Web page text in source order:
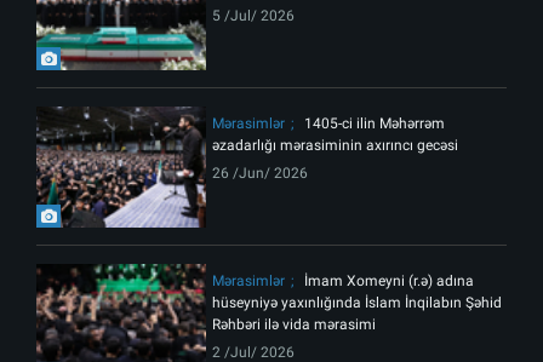
5 /Jul/ 2026
Mərasimlər
1405-ci ilin Məhərrəm
əzadarlığı mərasiminin axırıncı gecəsi
26 /Jun/ 2026
Mərasimlər
İmam Xomeyni (r.ə) adına
hüseyniyə yaxınlığında İslam İnqilabın Şəhid
Rəhbəri ilə vida mərasimi
2 /Jul/ 2026